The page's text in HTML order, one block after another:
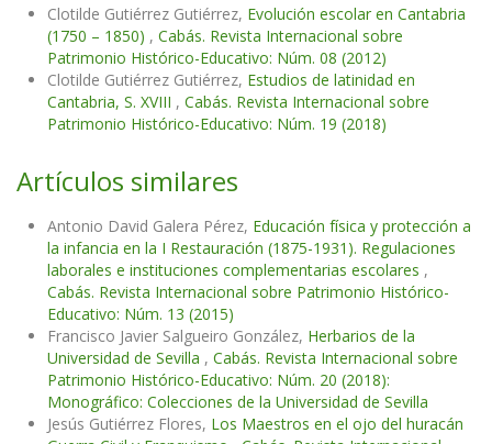
Clotilde Gutiérrez Gutiérrez, Evolución escolar en Cantabria
(1750 – 1850) , Cabás. Revista Internacional sobre
Patrimonio Histórico-Educativo: Núm. 08 (2012)
Clotilde Gutiérrez Gutiérrez, Estudios de latinidad en
Cantabria, S. XVIII , Cabás. Revista Internacional sobre
Patrimonio Histórico-Educativo: Núm. 19 (2018)
Artículos similares
Antonio David Galera Pérez, Educación física y protección a
la infancia en la I Restauración (1875-1931). Regulaciones
laborales e instituciones complementarias escolares ,
Cabás. Revista Internacional sobre Patrimonio Histórico-
Educativo: Núm. 13 (2015)
Francisco Javier Salgueiro González, Herbarios de la
Universidad de Sevilla , Cabás. Revista Internacional sobre
Patrimonio Histórico-Educativo: Núm. 20 (2018):
Monográfico: Colecciones de la Universidad de Sevilla
Jesús Gutiérrez Flores, Los Maestros en el ojo del huracán